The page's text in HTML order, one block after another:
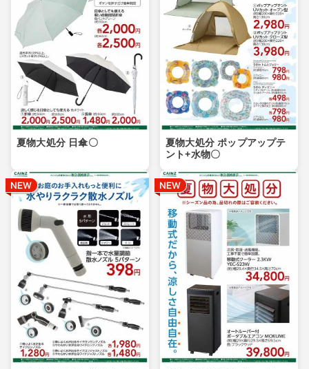
夏物大処分 日傘〇
夏物大処分 ポップアップテ
ント+水物〇